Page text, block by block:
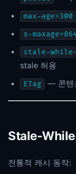
max-age=300
s-
stale-
stale 허용
ETag — 콘텐
Stale-
전통적 캐시 동작: